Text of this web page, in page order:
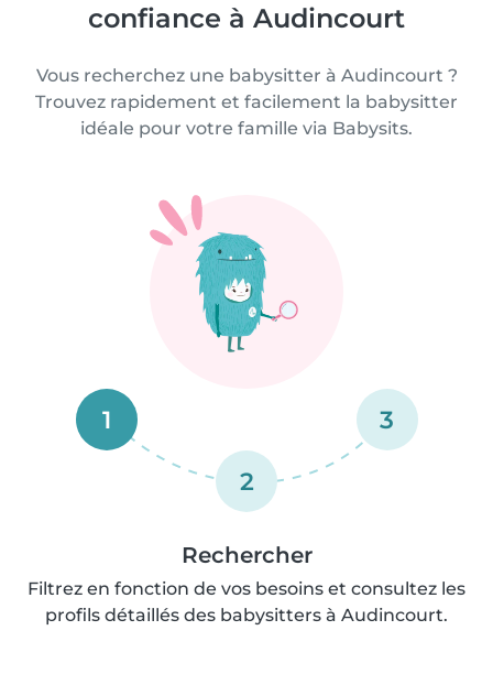
confiance à Audincourt
Vous recherchez une babysitter à Audincourt ?
Trouvez rapidement et facilement la babysitter
idéale pour votre famille via Babysits.
1
2
3
Rechercher
Filtrez en fonction de vos besoins et consultez les
profils détaillés des babysitters à Audincourt.